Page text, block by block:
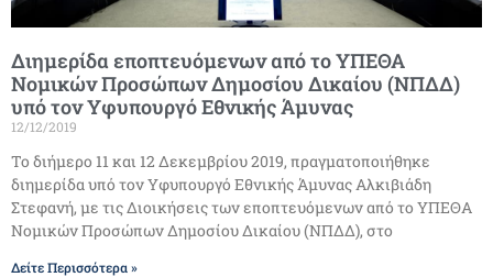
Διημερίδα εποπτευόμενων από το ΥΠΕΘΑ
Νομικών Προσώπων Δημοσίου Δικαίου (ΝΠΔΔ)
υπό τον Υφυπουργό Εθνικής Άμυνας
12/12/2019
Το διήμερο 11 και 12 Δεκεμβρίου 2019, πραγματοποιήθηκε
διημερίδα υπό τον Υφυπουργό Εθνικής Άμυνας Αλκιβιάδη
Στεφανή, με τις Διοικήσεις των εποπτευόμενων από το ΥΠΕΘΑ
Νομικών Προσώπων Δημοσίου Δικαίου (ΝΠΔΔ), στο
Δείτε Περισσότερα »